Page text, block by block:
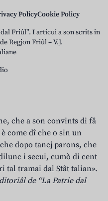
PolicyCookie Policy
Friûl”. I articui a son scrits in
Regjon Friûl – V.J.
che a son convints di fâ
come dî che o sin un
dopo tancj parons, che
i secui, cumò di cent
tal tramai dal Stât talian».
de “La Patrie dal